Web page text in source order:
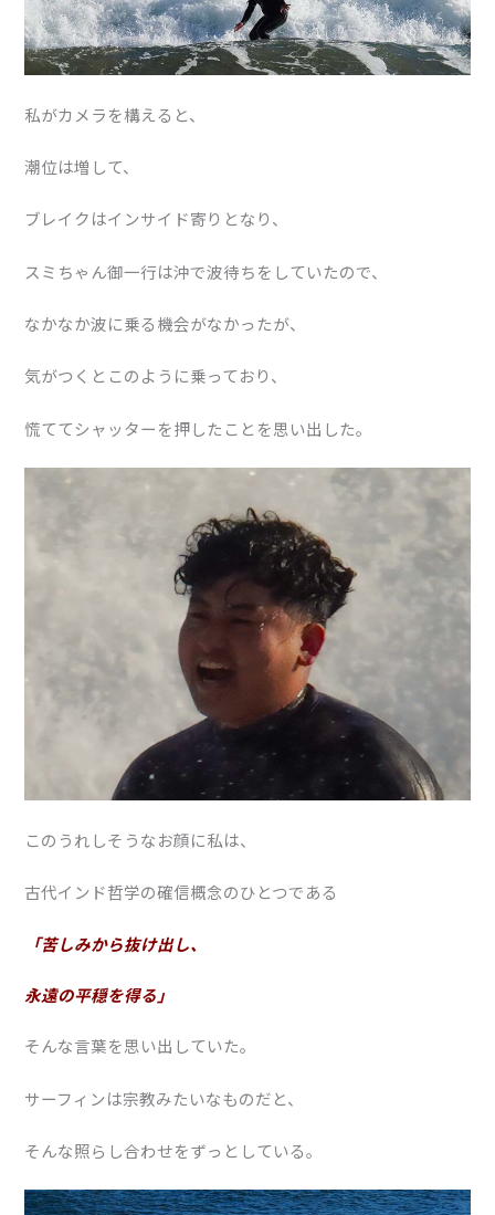
私がカメラを構えると、
潮位は増して、
ブレイクはインサイド寄りとなり、
スミちゃん御一行は沖で波待ちをしていたので、
なかなか波に乗る機会がなかったが、
気がつくとこのように乗っており、
慌ててシャッターを押したことを思い出した。
このうれしそうなお顔に私は、
古代インド哲学の確信概念のひとつである
「苦しみから抜け出し、
永遠の平穏を得る」
そんな言葉を思い出していた。
サーフィンは宗教みたいなものだと、
そんな照らし合わせをずっとしている。